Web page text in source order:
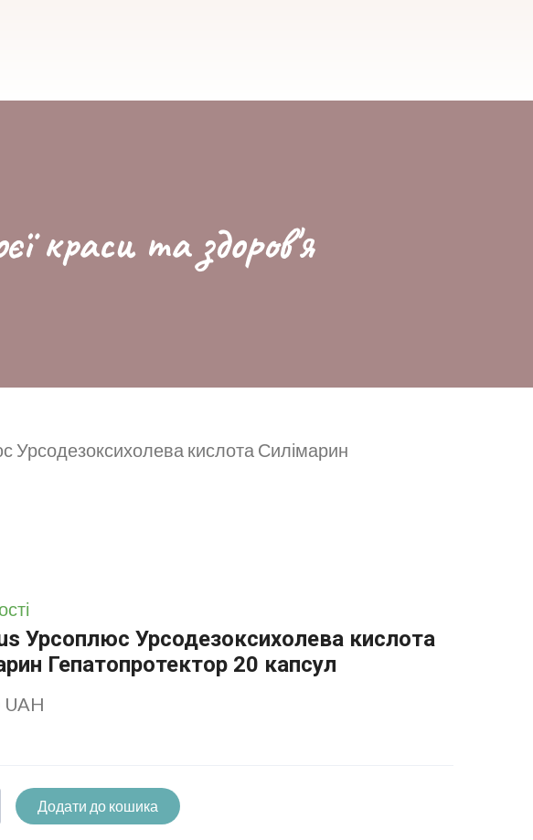
краси та здоров'я
Урсодезоксихолева кислота Силімарин
Урсоплюс Урсодезоксихолева кислота
Гепатопротектор 20 капсул
Додати до кошика